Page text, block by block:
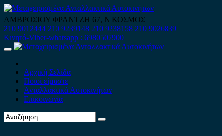
Skip
to
content
ΑΜΒΡΟΣΙΟΥ ΦΡΑΝΤΖΗ 67, Ν.ΚΟΣΜΟΣ
210 9012444 210 9239148 210 9238158 210 9026839
Κινητό-Viber-whatsapp : 6980507900
Primary
Αρχική Σελίδα
Ποιοί είμαστε
Ανταλλακτικά Αυτοκινήτων
Επικοινωνία